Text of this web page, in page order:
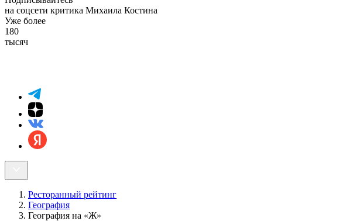
на соцсети критика Михаила Костина
Уже более
180
тысяч
Ресторанный рейтинг
География
География на «Ж»